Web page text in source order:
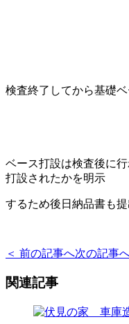
検査終了してから基礎
ベース打設は検査後に
打設されたかを明示
するため後日納品書も提
＜ 前の記事へ次の記事
関連記事